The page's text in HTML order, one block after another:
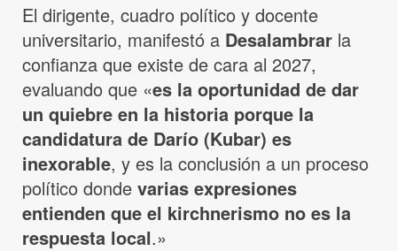
El dirigente, cuadro político y docente
universitario, manifestó a Desalambrar la
confianza que existe de cara al 2027,
evaluando que «es la oportunidad de dar
un quiebre en la historia porque la
candidatura de Darío (Kubar) es
inexorable, y es la conclusión a un proceso
político donde varias expresiones
entienden que el kirchnerismo no es la
respuesta local.»